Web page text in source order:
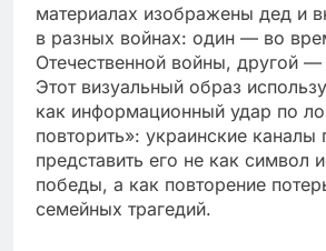
материалах изображены дед и
в разных войнах: один — во
Отечественной войны, другой
Этот визуальный образ
как информационный удар по
повторить»: украинские каналы
представить его не как символ
победы, а как повторение
семейных трагедий.